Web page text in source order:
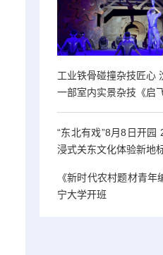
工业铁骨碰撞杂技匠心
一部室内实景杂技《启
“东北有戏”8月8日开园
浸式关东文化体验新地
《新时代农村题材青
宁大学开班